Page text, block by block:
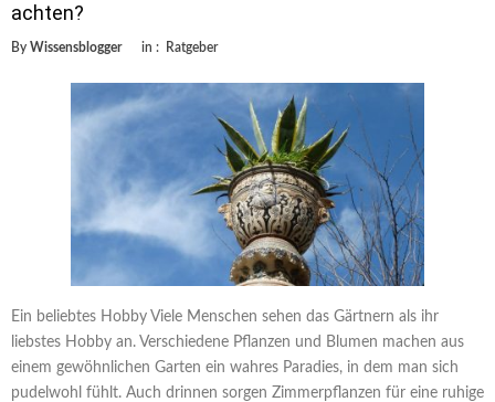
achten?
By Wissensblogger in : Ratgeber
Ein beliebtes Hobby Viele Menschen sehen das Gärtnern als ihr
liebstes Hobby an. Verschiedene Pflanzen und Blumen machen aus
einem gewöhnlichen Garten ein wahres Paradies, in dem man sich
pudelwohl fühlt. Auch drinnen sorgen Zimmerpflanzen für eine ruhige